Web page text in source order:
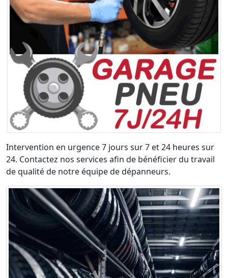
Intervention en urgence 7 jours sur 7 et 24 heures sur
24. Contactez nos services afin de bénéficier du travail
de qualité de notre équipe de dépanneurs.